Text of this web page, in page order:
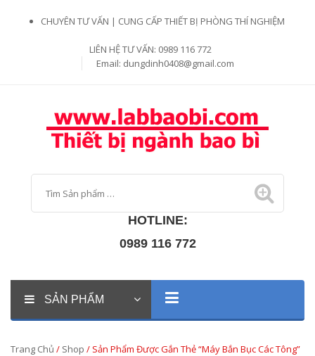
CHUYÊN TƯ VẤN | CUNG CẤP THIẾT BỊ PHÒNG THÍ NGHIỆM
LIÊN HỆ TƯ VẤN: 0989 116 772
Email: dungdinh0408@gmail.com
HOTLINE:
0989 116 772
SẢN PHẨM
Trang Chủ / Shop / Sản Phẩm Được Gắn Thẻ “máy Bắn Bục Các Tông”